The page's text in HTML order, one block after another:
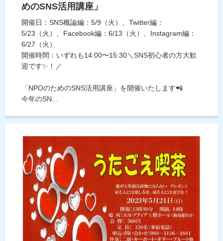
めのSNS活用講座」
開催日：SNS概論編：5/9（火）、Twitter編：
5/23（火）、Facebook編：6/13（火）、Instagram編：
6/27（火）
開催時間：いずれも14:00〜15:30＼SNS初心者の方大歓
迎です✨！／
「NPOのためのSNS活用講座」を開催いたします📲
今年のSN...